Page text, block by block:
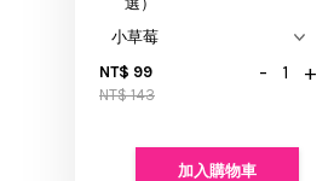
NT$ 99
NT$ 143
- +
加入購物車